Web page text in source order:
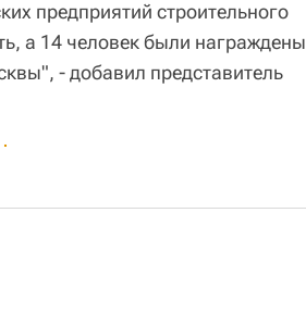
предприятий строительного
а 14 человек были награждены
- добавил представитель